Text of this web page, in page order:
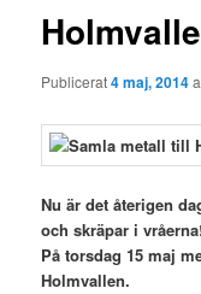
Publicerat4 maj, 2014
Nu är det återigen
och skräpar i
På torsdag 15 maj
Holmvallen.